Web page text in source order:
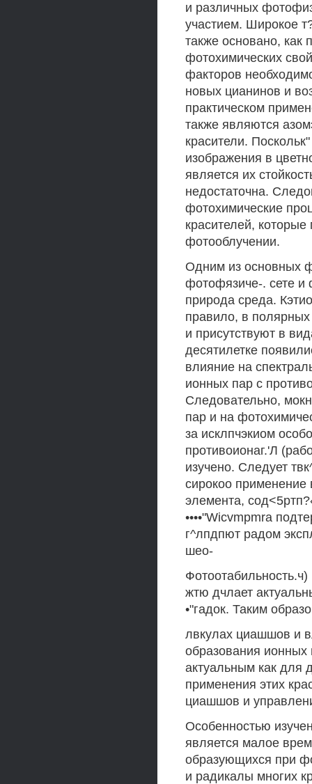
и различных
участием. Широкое
также основано, как
фотохимических
факторов
новых цианинов и
практическом
также являются
красители.
изображения в
является их
недостаточна.
фотохимические
красителей, которые
фотооблучении.
Одним из основных
фотофязиче-. сете и
природа среда.
правило, в
и присутствуют в
десятилетке
влияние на
ионных пар с
Следовательно,
пар и на
за исклпчэкиом
противоионаг.'Л
изучено. Следует
сирокоо применение
элемента,
••••"Wicvmpmra
г^лпдпют радом
шео-
жтю дчлает
•"гадок. Таким
лвкулах циашшов и
образования
актуальным как для
применения этих
циашшов и
Особенностью
является малое
образующихся при
и радикалы многих